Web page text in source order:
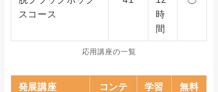
スコース
時
間
応用講座の一覧
発展講座
コンテ
学習
無料